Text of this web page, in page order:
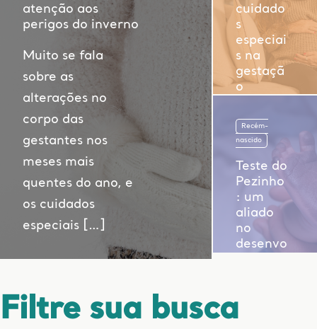
atenção aos
perigos do inverno
Muito se fala
sobre as
alterações no
corpo das
gestantes nos
meses mais
quentes do ano, e
os cuidados
especiais […]
cuidado
s
especiai
s na
gestaçã
o
Recém-
nascido
Teste do
Pezinho
: um
aliado
no
desenvo
bebê
Filtre sua busca